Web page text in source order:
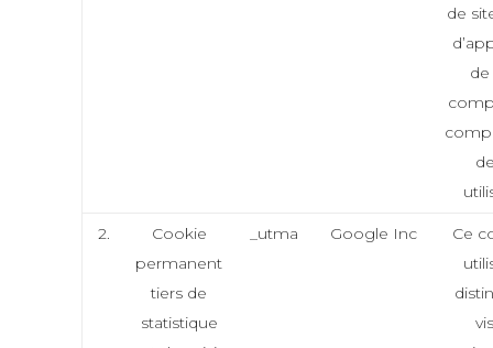
de
2.
Cookie
permanent
tiers de
statistique
_utma Google Inc
Ce